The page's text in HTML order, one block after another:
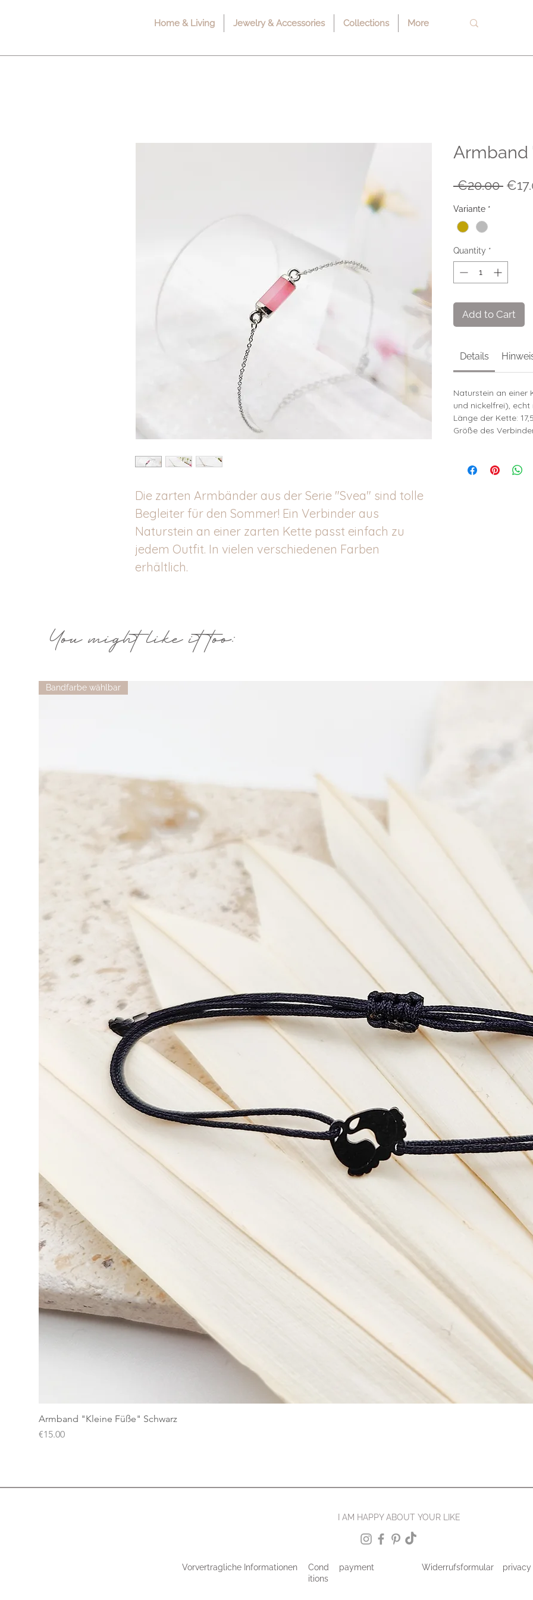
Home & Living Jewelry & Accessories Collections More
Die zarten Armbänder aus der Serie "Svea" sind tolle
Begleiter für den Sommer! Ein Verbinder aus
Naturstein an einer zarten Kette passt einfach zu
jedem Outfit. In vielen verschiedenen Farben
erhältlich.
Armband
€20.00
Variante *
Quantity *
Add to Cart
Details
Naturstein an einer
und nickelfrei), echt
Länge der Kette:
Größe des
You might like it too:
Bandfarbe wählbar
Armband "Kleine Füße" Schwarz
Price
€15.00
I AM HAPPY ABOUT YOUR LIKE
Vorvertragliche Informationen
Cond
itions
payment Widerrufsformular privacy